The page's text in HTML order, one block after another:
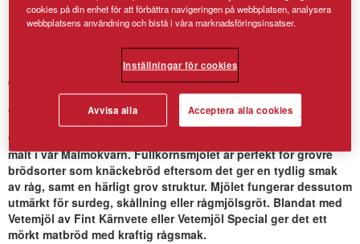
Grovmalt Rågmjöl – från svenska
åkrar
Grovmalt Rågmjöl är ett fiberrikt mjöl på 100% fullkorn, som är
malt i vår Malmökvarn. Fullkornsmjölet är perfekt för grövre
brödsorter som knäckebröd eftersom det ger en tydlig smak
av råg, samt en härligt grov struktur. Mjölet fungerar dessutom
utmärkt för surdeg, skållning eller rågmjölsgröt. Blandat med
Vetemjöl av Fint Kärnvete eller Vetemjöl Special ger det ett
mörkt matbröd med kraftig rågsmak.
cookies på din enhet för att förbättra navigeringen på webbplatsen, analysera
webbplatsens användning och bistå i våra marknadsföringsinsatser.
Inställningar för cookies
Avvisa alla Acceptera alla cookies